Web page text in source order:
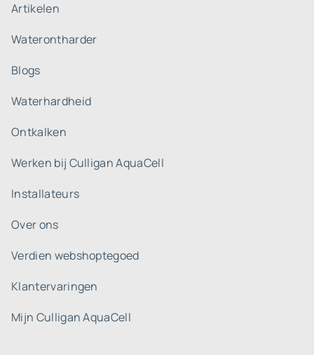
Artikelen
Waterontharder
Blogs
Waterhardheid
Ontkalken
Werken bij Culligan AquaCell
Installateurs
Over ons
Verdien webshoptegoed
Klantervaringen
Mijn Culligan AquaCell